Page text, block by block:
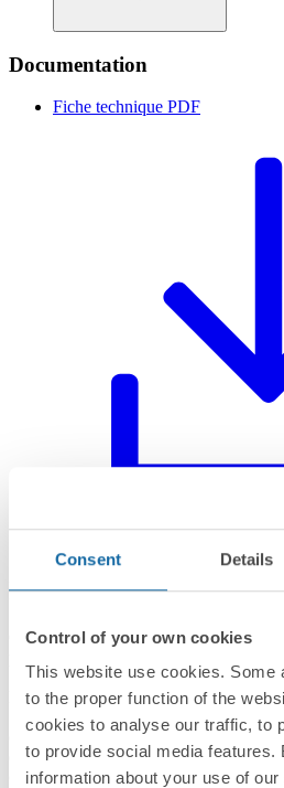
Consent Details
Control of your own cookies
This website use cookies. Some
to the proper function of the
cookies to analyse our traffic, to
to provide social media features.
information about your use of
Documentation
Fiche technique PDF
Informations produit
Cadre minimal pour un élément de
100. Sa prise est faite de matériaux
PMMA. Profitez grâce à la série de
100 qui deviennent intelligents, une
convivialité et d’apparence. Une
différences dans les maisons et les
commémorative du centenaire de